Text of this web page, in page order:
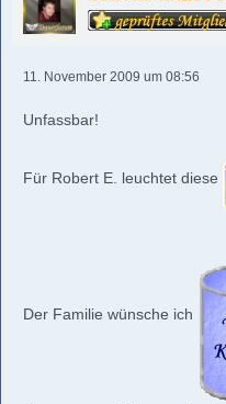
11. November 2009 um 08:56
Unfassbar!
Für Robert E. leuchtet diese
Der Familie wünsche ich